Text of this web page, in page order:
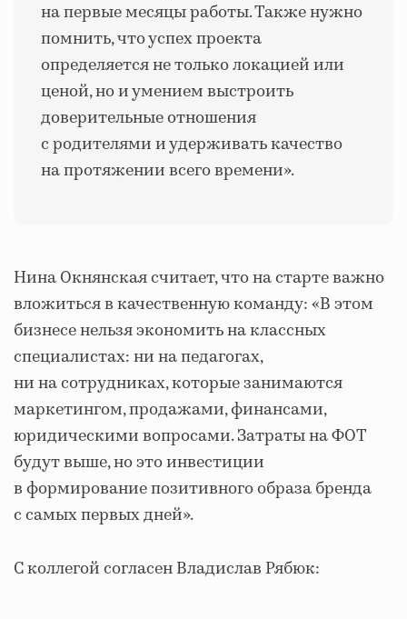
на первые месяцы работы. Также нужно
помнить, что успех проекта
определяется не только локацией или
ценой, но и умением выстроить
доверительные отношения
с родителями и удерживать качество
на протяжении всего времени».
Нина Окнянская считает, что на старте важно
вложиться в качественную команду:«В этом
бизнесе нельзя экономить на классных
специалистах: ни на педагогах,
ни на сотрудниках, которые занимаются
маркетингом, продажами, финансами,
юридическими вопросами. Затраты на ФОТ
будут выше, но это инвестиции
в формирование позитивного образа бренда
с самых первых дней».
С коллегой согласен Владислав Рябюк: